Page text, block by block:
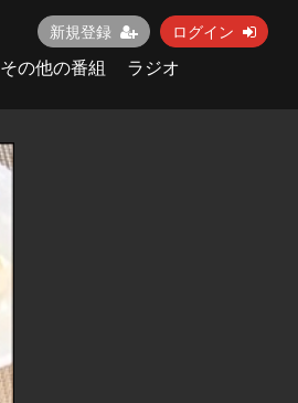
新規登録 ログイン
その他の番組
ラジオ